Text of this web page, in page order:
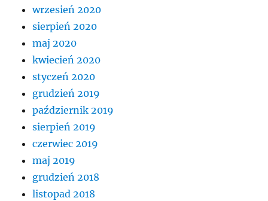
wrzesień 2020
sierpień 2020
maj 2020
kwiecień 2020
styczeń 2020
grudzień 2019
październik 2019
sierpień 2019
czerwiec 2019
maj 2019
grudzień 2018
listopad 2018